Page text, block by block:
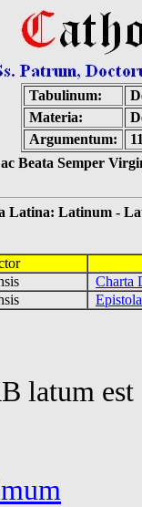
Tabulinum:
Materia:
Argumentum:
Beata Semper
Latinum -
Charta
latum